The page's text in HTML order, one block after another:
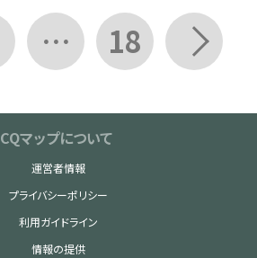
… 18
CQマップについて
運営者情報
プライバシーポリシー
利用ガイドライン
情報の提供